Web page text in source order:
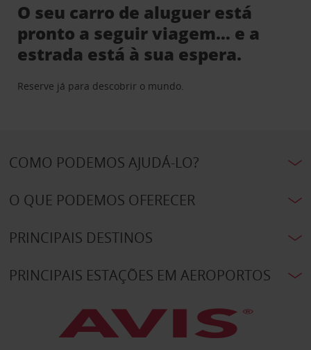
O seu carro de aluguer está
pronto a seguir viagem… e a
estrada está à sua espera.
Reserve já para descobrir o mundo.
COMO PODEMOS AJUDÁ-LO?
O QUE PODEMOS OFERECER
PRINCIPAIS DESTINOS
PRINCIPAIS ESTAÇÕES EM AEROPORTOS